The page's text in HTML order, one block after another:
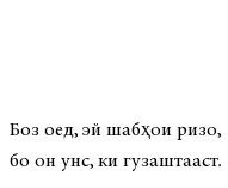
Боз оед, эй шабҳои ризо,
бо он унс, ки гузаштааст.